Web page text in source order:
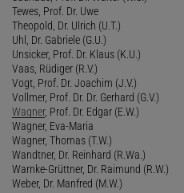
Tewes, Prof. Dr. Uwe
Theopold, Dr. Ulrich (U.T.)
Uhl, Dr. Gabriele (G.U.)
Unsicker, Prof. Dr. Klaus (K.U.)
Vaas, Rüdiger (R.V.)
Vogt, Prof. Dr. Joachim (J.V.)
Vollmer, Prof. Dr. Dr. Gerhard (G.V.)
Wagner, Prof. Dr. Edgar (E.W.)
Wagner, Eva-Maria
Wagner, Thomas (T.W.)
Wandtner, Dr. Reinhard (R.Wa.)
Warnke-Grüttner, Dr. Raimund (R.W.)
Weber, Dr. Manfred (M.W.)